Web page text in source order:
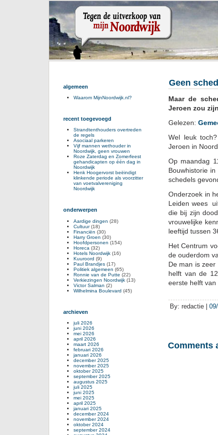
Geen
Maar de
Jeroen zou
Gelezen:
Wel leuk
Jeroen in
Op maandag
Bouwhistorie
schedels
Onderzoek in
Leiden wees
die bij zijn
vrouwelijke
leeftijd tussen
Het Centrum
de ouderdom
De man is
helft van de
eerste helft
By: redactie |
Comments
algemeen
Waarom MijnNoordwijk.nl?
recent toegevoegd
Strandtenthouders overtreden
de regels
Asociaal parkeren
Vijf mannen wethouder in
Noordwijk, geen vrouwen
Roze Zaterdag en Zomerfeest
gehandicapten op één dag in
Noordwijk
Henk Hoogervorst beëindigt
klinkende periode als voorzitter
van voetvalvereniging
Noordwijk
onderwerpen
Aardige dingen (28)
Cultuur(18)
Financiën (30)
Harry Groen (30)
Hoofdpersonen (154)
Horeca (32)
Hotels Noordwijk (16)
Kuuroord (9)
Paul Brandjes (17)
Politiek algemeen (65)
Ronnie van de Putte (22)
Verkiezingen Noordwijk (13)
Victor Salman (2)
Wilhelmina Boulevard (45)
archieven
juli 2026
juni 2026
mei 2026
april 2026
maart 2026
februari 2026
januari 2026
december 2025
november 2025
oktober 2025
september 2025
augustus 2025
juli 2025
juni 2025
mei 2025
april 2025
januari 2025
december 2024
november 2024
oktober 2024
september 2024